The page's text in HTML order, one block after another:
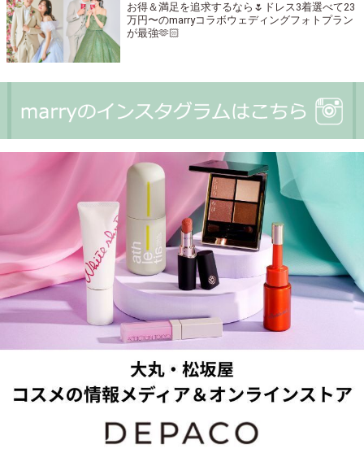
お得＆満足を追求するなら🌷ドレス3着選べて23
万円〜のmarryコラボウェディングフォトプラン
が最強🫶🏻